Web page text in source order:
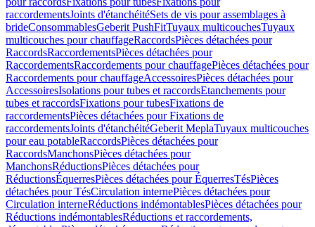
raccordementsJoints d'étanchéitéSets de vis pour assemblages à
brideConsommablesGeberit PushFitTuyaux multicouchesTuyaux
multicouches pour chauffageRaccordsPièces détachées pour
RaccordsRaccordementsPièces détachées pour
RaccordementsRaccordements pour chauffagePièces détachées pour
Raccordements pour chauffageAccessoiresPièces détachées pour
AccessoiresIsolations pour tubes et raccordsEtanchements pour
tubes et raccordsFixations pour tubesFixations de
raccordementsPièces détachées pour Fixations de
raccordementsJoints d'étanchéitéGeberit MeplaTuyaux multicouches
pour eau potableRaccordsPièces détachées pour
RaccordsManchonsPièces détachées pour
ManchonsRéductionsPièces détachées pour
RéductionsÉquerresPièces détachées pour ÉquerresTésPièces
détachées pour TésCirculation internePièces détachées pour
Circulation interneRéductions indémontablesPièces détachées pour
Réductions indémontablesRéductions et raccordements,